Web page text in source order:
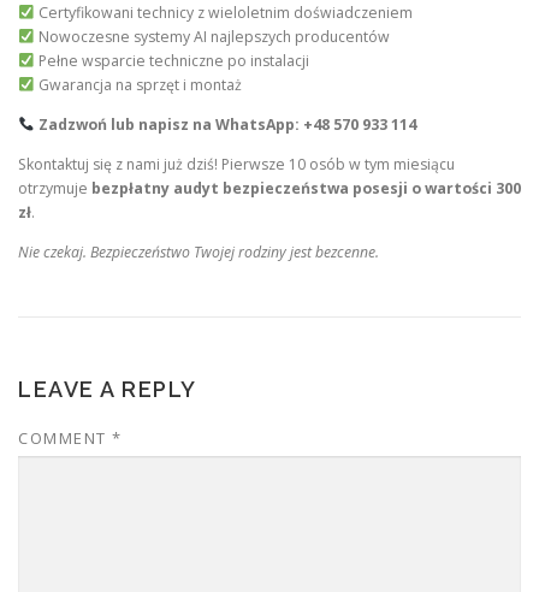
Certyfikowani technicy z wieloletnim doświadczeniem
Nowoczesne systemy AI najlepszych producentów
Pełne wsparcie techniczne po instalacji
Gwarancja na sprzęt i montaż
Zadzwoń lub napisz na WhatsApp: +48 570 933 114
Skontaktuj się z nami już dziś! Pierwsze 10 osób w tym miesiącu
otrzymuje bezpłatny audyt bezpieczeństwa posesji o wartości 300
zł.
Nie czekaj. Bezpieczeństwo Twojej rodziny jest bezcenne.
LEAVE A REPLY
COMMENT *